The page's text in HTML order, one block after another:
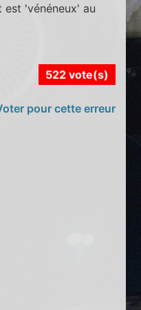
est 'vénéneux' au
522 vote(s)
pour cette erreur